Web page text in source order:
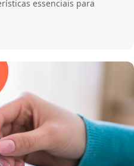
essenciais para